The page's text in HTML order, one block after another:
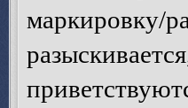
маркировку/